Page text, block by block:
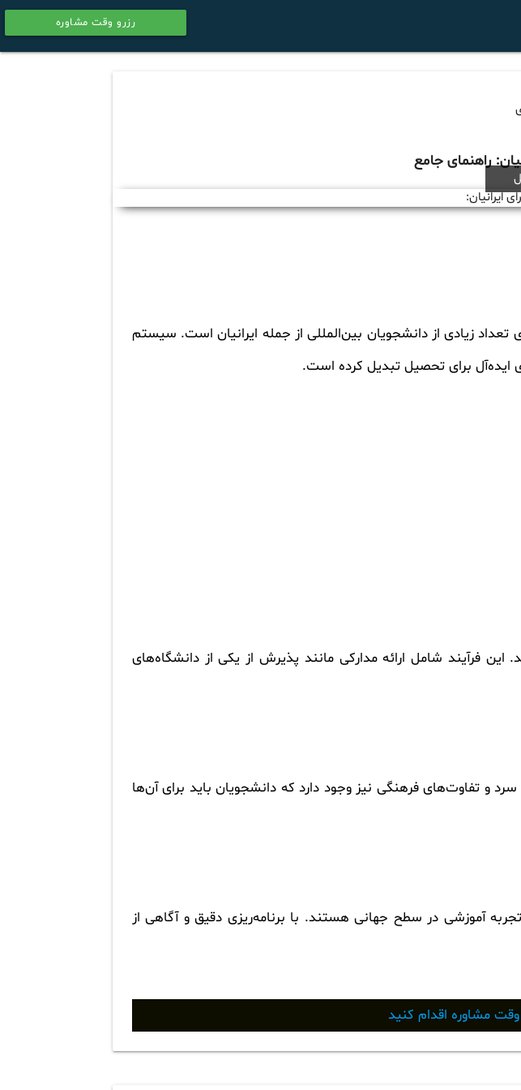
رزرو وقت مشاوره
calendar
راهنمای جامع
تعداد زیادی از دانشجویان بین‌المللی از جمله ایرانیان است. سیستم
ایده‌آل برای تحصیل تبدیل کرده است.
این فرآیند شامل ارائه مدارکی مانند پذیرش از یکی از دانشگاه‌های
و تفاوت‌های فرهنگی نیز وجود دارد که دانشجویان باید برای آن‌ها
آموزشی در سطح جهانی هستند. با برنامه‌ریزی دقیق و آگاهی از
وقت مشاوره اقدام کنید